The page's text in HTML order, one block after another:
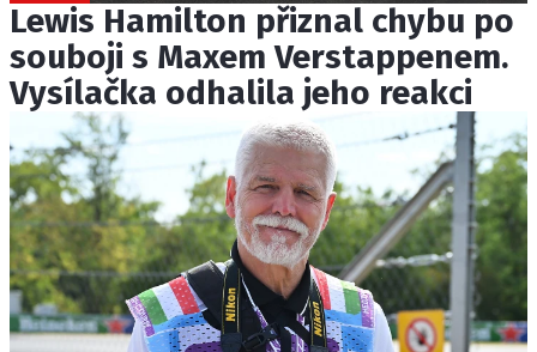
Lewis Hamilton přiznal chybu po
souboji s Maxem Verstappenem.
Vysílačka odhalila jeho reakci